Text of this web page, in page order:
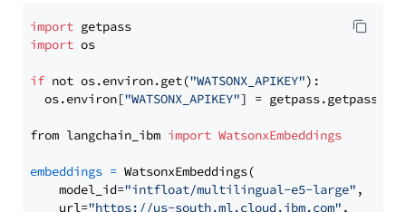
import
import os
if not os.environ.get("WATSONX_APIKEY"):
  os.environ[
"WATSONX_APIKEY"] = getpass.getpass(
from langchain_ibm import WatsonxEmbeddings
embeddings = WatsonxEmbeddings(
    model_id=
"intfloat/multilingual-e5-large" ,
    url=
"https://us-south.ml.cloud.ibm.com" ,